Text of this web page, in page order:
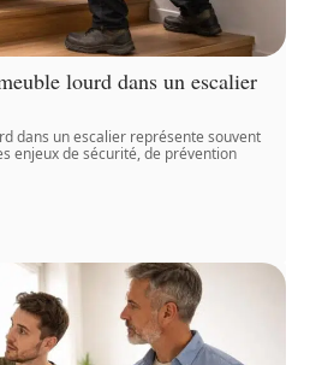
lourd dans un escalier
dans un escalier représente souvent
enjeux de sécurité, de prévention